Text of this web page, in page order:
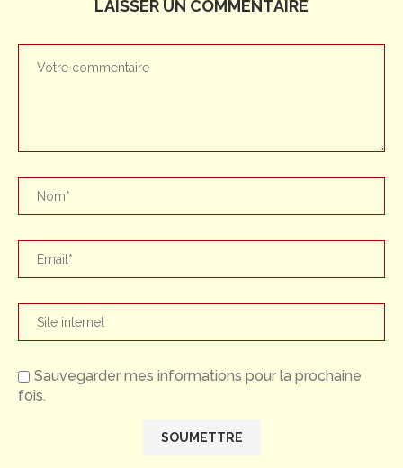
LAISSER UN COMMENTAIRE
Sauvegarder mes informations pour la prochaine
fois.